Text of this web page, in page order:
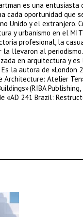
es una
cada oportunidad que
Unido y el extranjero.
y urbanismo en el
profesional, la
la llevaron al
en arquitectura y
Es la autora de «London
Architecture: Atelier
(RIBA
«AD 241 Brazil: